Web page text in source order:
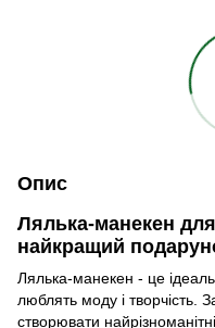
Опис
Лялька-манекен для
найкращий
Лялька-манекен - це
люблять моду і творчість.
створювати